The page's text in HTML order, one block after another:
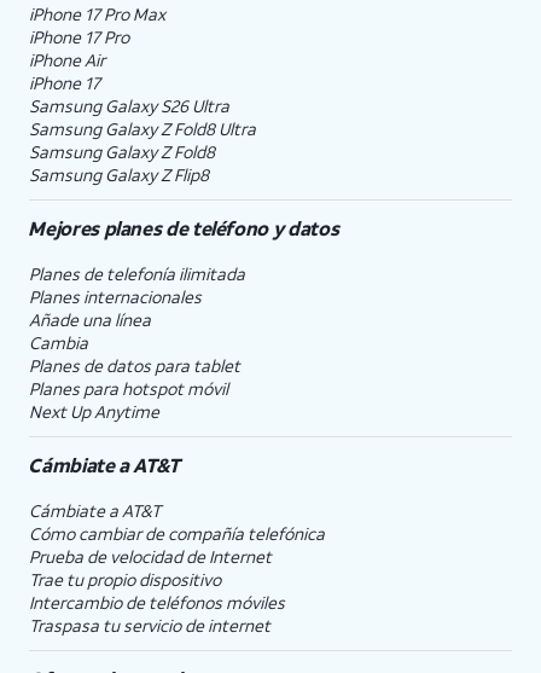
iPhone 17 Pro Max
iPhone 17 Pro
iPhone Air
iPhone 17
Samsung Galaxy S26 Ultra
Samsung Galaxy Z Fold8 Ultra
Samsung Galaxy Z Fold8
Samsung Galaxy Z Flip8
Mejores planes de teléfono y datos
Planes de telefonía ilimitada
Planes internacionales
Añade una línea
Cambia
Planes de datos para tablet
Planes para hotspot móvil
Next Up Anytime
Cámbiate aAT&T
Cámbiate a AT&T
Cómo cambiar de compañía telefónica
Prueba de velocidad de Internet
Trae tu propio dispositivo
Intercambio de teléfonos móviles
Traspasa tu servicio de internet